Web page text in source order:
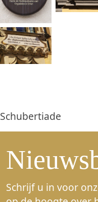
Schubertiade
Schrijf u in voor